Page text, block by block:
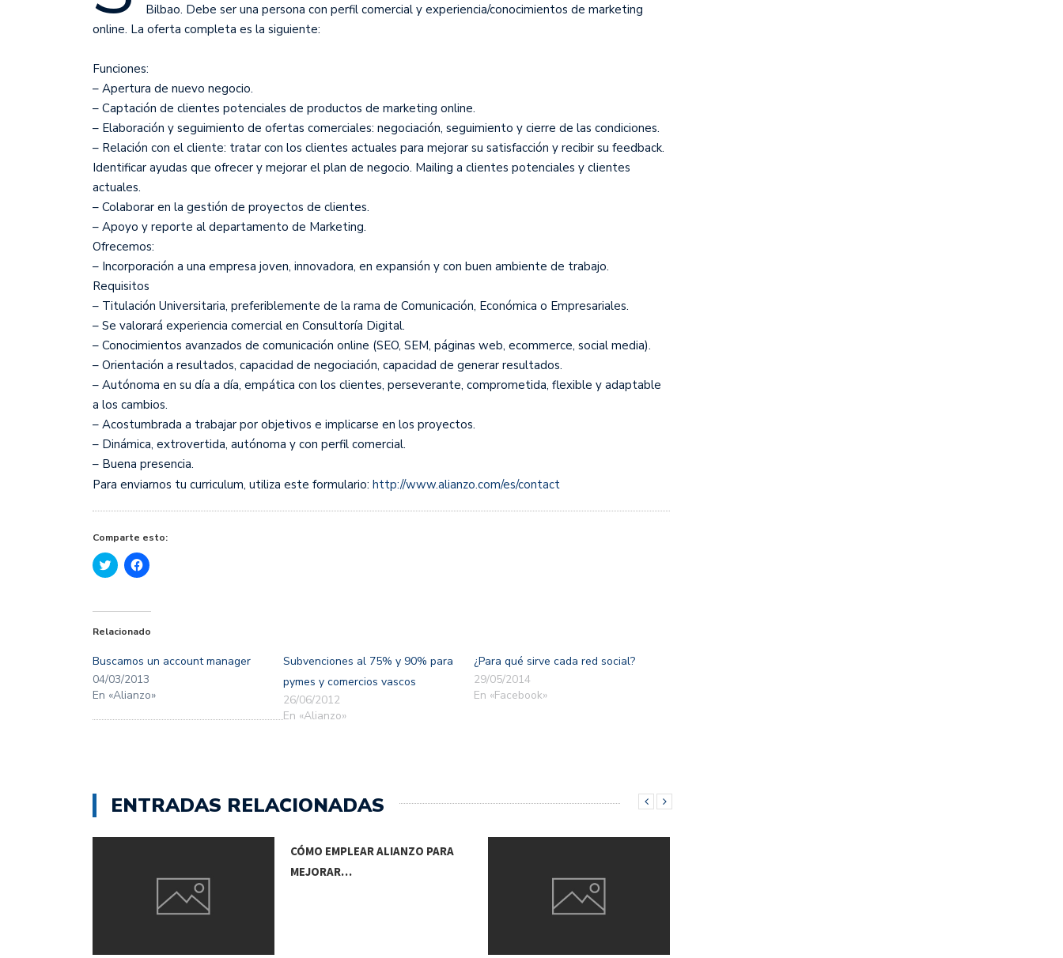
Bilbao. Debe ser una persona con perfil comercial y experiencia/conocimientos de marketing
online. La oferta completa es la siguiente:
Funciones:
– Apertura de nuevo negocio.
– Captación de clientes potenciales de productos de marketing online.
– Elaboración y seguimiento de ofertas comerciales: negociación, seguimiento y cierre de las condiciones.
– Relación con el cliente: tratar con los clientes actuales para mejorar su satisfacción y recibir su feedback.
Identificar ayudas que ofrecer y mejorar el plan de negocio. Mailing a clientes potenciales y clientes
actuales.
– Colaborar en la gestión de proyectos de clientes.
– Apoyo y reporte al departamento de Marketing.
Ofrecemos:
– Incorporación a una empresa joven, innovadora, en expansión y con buen ambiente de trabajo.
Requisitos
– Titulación Universitaria, preferiblemente de la rama de Comunicación, Económica o Empresariales.
– Se valorará experiencia comercial en Consultoría Digital.
– Conocimientos avanzados de comunicación online (SEO, SEM, páginas web, ecommerce, social media).
– Orientación a resultados, capacidad de negociación, capacidad de generar resultados.
– Autónoma en su día a día, empática con los clientes, perseverante, comprometida, flexible y adaptable
a los cambios.
– Acostumbrada a trabajar por objetivos e implicarse en los proyectos.
– Dinámica, extrovertida, autónoma y con perfil comercial.
– Buena presencia.
Para enviarnos tu curriculum, utiliza este formulario: http://www.alianzo.com/es/contact
Comparte esto:
Haz
clic
Twitter
abre
ventana
nueva)
Haz
clic
Facebook
abre
ventana
nueva)
Relacionado
Buscamos un account manager
04/03/2013
En «Alianzo»
Subvenciones al 75% y 90% para
pymes y comercios vascos
26/06/2012
En «Alianzo»
¿Para qué sirve cada red social?
29/05/2014
En «Facebook»
ENTRADAS RELACIONADAS
CÓMO EMPLEAR ALIANZO PARA
MEJORAR…